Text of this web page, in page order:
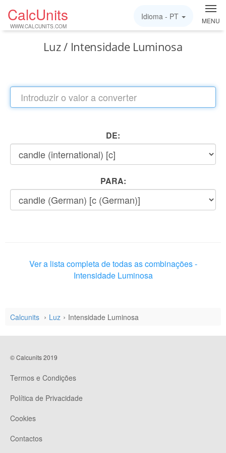
CalcUnits
WWW.CALCUNITS.COM
MENU
Idioma - PT
Luz / Intensidade Luminosa
DE:
PARA:
Ver a lista completa de todas as combinações -
Intensidade Luminosa
Calcunits Luz Intensidade Luminosa
© Calcunits 2019
Termos e Condições
Política de Privacidade
Cookies
Contactos